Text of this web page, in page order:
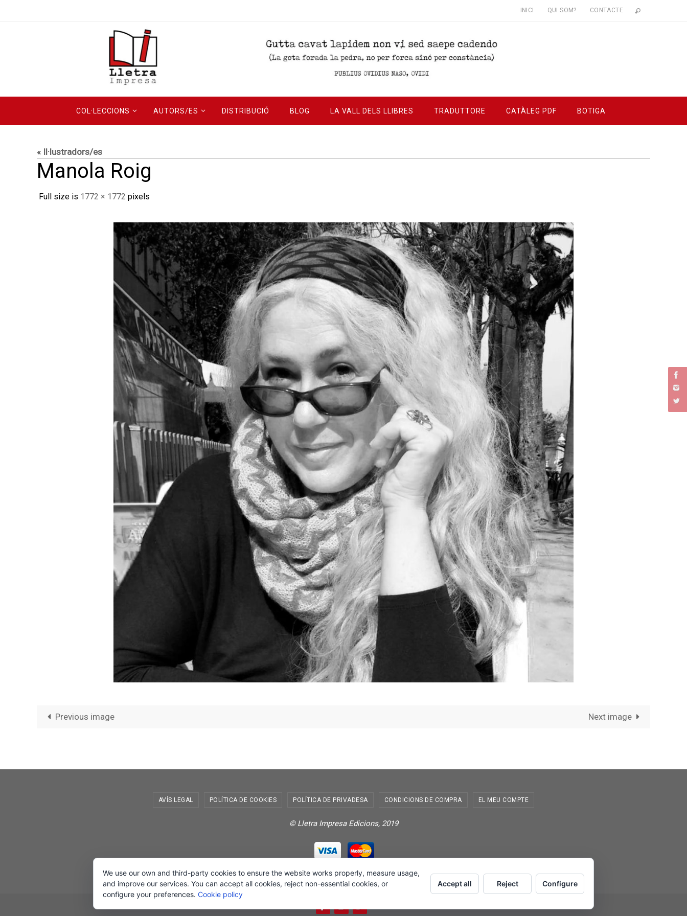
INICI QUI SOM? CONTACTE
COL·LECCIONS AUTORS/ES DISTRIBUCIÓ BLOG LA VALL DELS LLIBRES TRADUTTORE CATÀLEG PDF BOTIGA
« Il·lustradors/es
Manola Roig
Full size is 1772 × 1772 pixels
Previous image Next image
AVÍS LEGAL POLÍTICA DE COOKIES POLÍTICA DE PRIVADESA CONDICIONS DE COMPRA EL MEU COMPTE
© Lletra Impresa Edicions, 2019
Powered byNirvana&WordPress.
We use our own and third-party cookies to ensure the website works properly, measure usage,
and improve our services. You can accept all cookies, reject non-essential cookies, or
configure your preferences. Cookie policy
Accept all Reject Configure